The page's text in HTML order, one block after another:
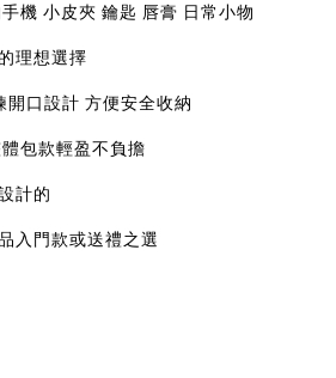
機 小皮夾 鑰匙 唇膏 日常小物
理想選擇
開口設計 方便安全收納
包款輕盈不負擔
計的
入門款或送禮之選